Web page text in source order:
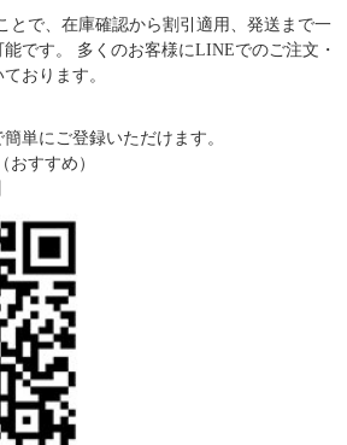
とで、在庫確認から割引適用、発送まで一
です。 多くのお客様にLINEでのご注文・
おります。
単にご登録いただけます。
おすすめ）